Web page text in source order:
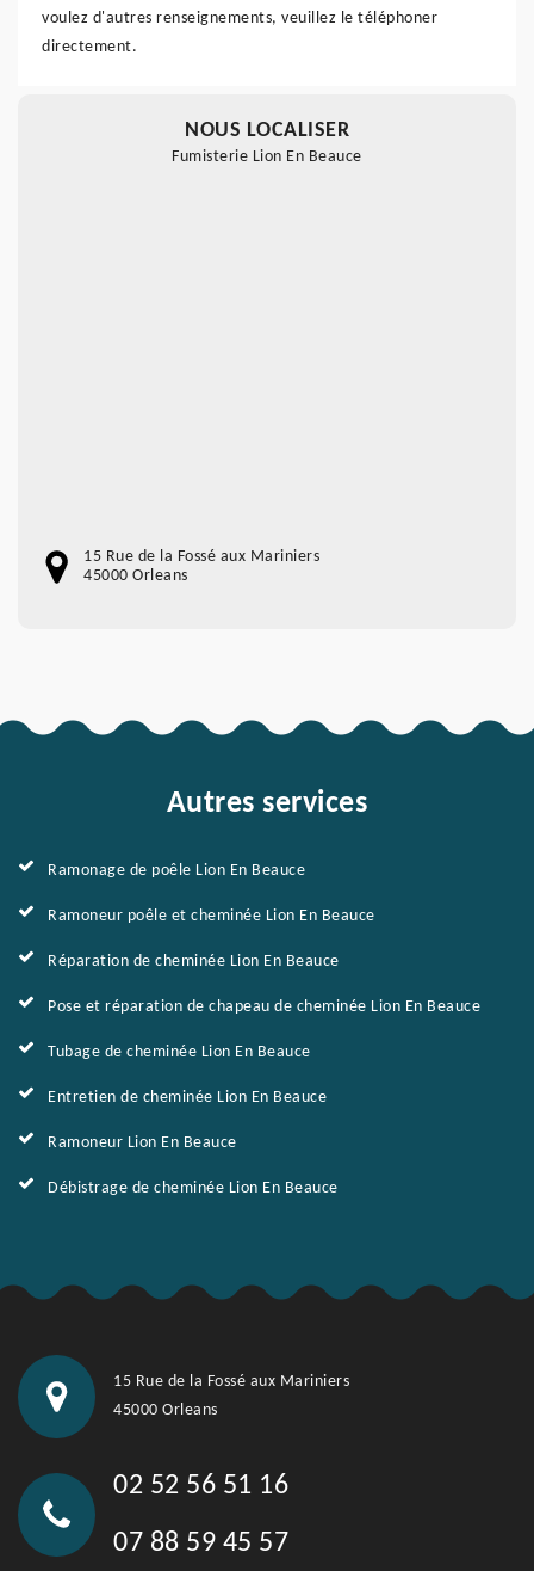
voulez d'autres renseignements, veuillez le téléphoner
directement.
NOUS LOCALISER
Fumisterie Lion En Beauce
15 Rue de la Fossé aux Mariniers
45000 Orleans
Autres services
Ramonage de poêle Lion En Beauce
Ramoneur poêle et cheminée Lion En Beauce
Réparation de cheminée Lion En Beauce
Pose et réparation de chapeau de cheminée Lion En Beauce
Tubage de cheminée Lion En Beauce
Entretien de cheminée Lion En Beauce
Ramoneur Lion En Beauce
Débistrage de cheminée Lion En Beauce
15 Rue de la Fossé aux Mariniers
45000 Orleans
02 52 56 51 16
07 88 59 45 57